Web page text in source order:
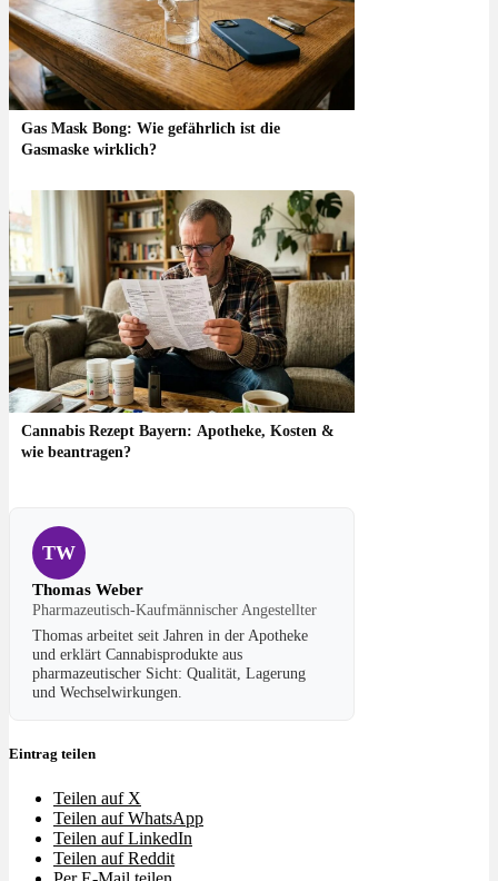
Gas Mask Bong: Wie gefährlich ist die
Gasmaske wirklich?
Cannabis Rezept Bayern: Apotheke, Kosten &
wie beantragen?
TW
Thomas Weber
Pharmazeutisch-Kaufmännischer Angestellter
Thomas arbeitet seit Jahren in der Apotheke
und erklärt Cannabisprodukte aus
pharmazeutischer Sicht: Qualität, Lagerung
und Wechselwirkungen.
Eintrag teilen
Teilen auf X
Teilen auf WhatsApp
Teilen auf LinkedIn
Teilen auf Reddit